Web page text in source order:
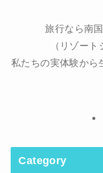
旅行なら南
（リゾー
私たちの実体験から
Category